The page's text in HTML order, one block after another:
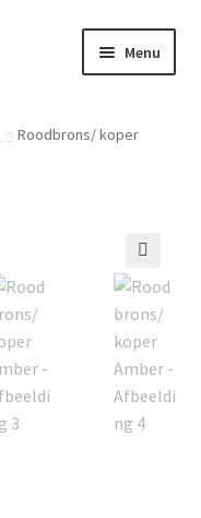
Menu
Roodbrons/ koper
🔍